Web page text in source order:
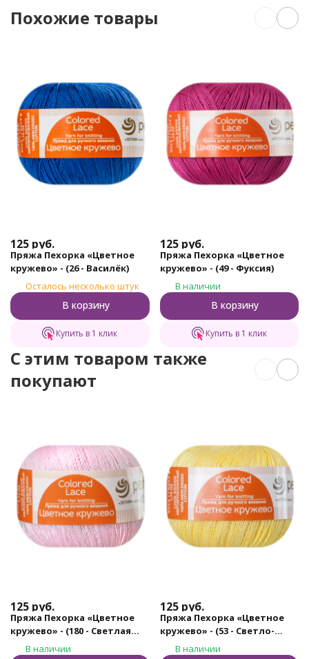
Похожие товары
125 руб.
Пряжа Пехорка «Цветное
кружево» - (26 - Василёк)
Осталось несколько штук
В корзину
Купить в 1 клик
125 руб.
Пряжа Пехорка «Цветное
кружево» - (49 - Фуксия)
В наличии
В корзину
Купить в 1 клик
C этим товаром также
покупают
125 руб.
Пряжа Пехорка «Цветное
кружево» - (180 - Светлая
бегония)
В наличии
125 руб.
Пряжа Пехорка «Цветное
кружево» - (53 - Светло-
жёлтый)
В наличии